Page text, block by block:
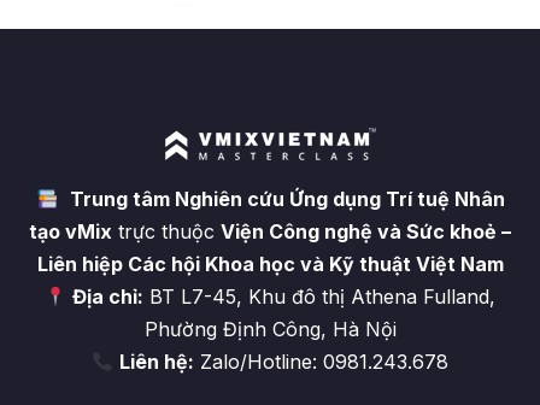
Trung tâm Nghiên cứu Ứng dụng Trí tuệ Nhân
tạo vMix trực thuộc Viện Công nghệ và Sức khoẻ –
Liên hiệp Các hội Khoa học và Kỹ thuật Việt Nam
Địa chỉ: BT L7-45, Khu đô thị Athena Fulland,
Phường Định Công, Hà Nội
Liên hệ: Zalo/Hotline: 0981.243.678